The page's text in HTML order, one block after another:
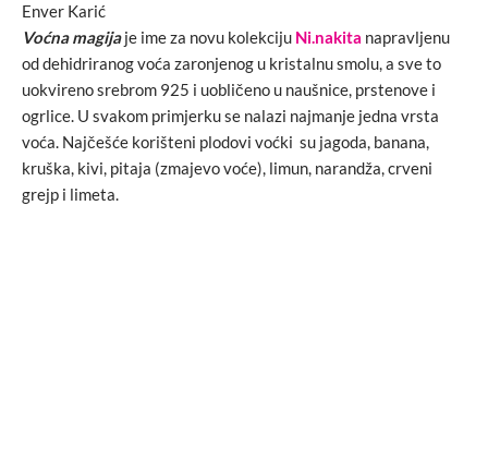
Enver Karić
Voćna magijaje ime za novu kolekciju Ni.nakita napravljenu
od dehidriranog voća zaronjenog u kristalnu smolu, a sve to
uokvireno srebrom 925 i uobličeno u naušnice, prstenove i
ogrlice. U svakom primjerku se nalazi najmanje jedna vrsta
voća. Najčešće korišteni plodovi voćki su jagoda, banana,
kruška, kivi, pitaja (zmajevo voće), limun, narandža, crveni
grejp i limeta.